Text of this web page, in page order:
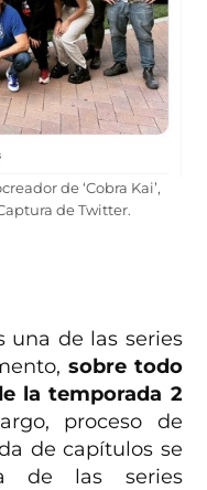
de ‘Cobra Kai’,
de Twitter.
una de las series
sobre todo
la temporada 2
proceso de
de capítulos se
de las series